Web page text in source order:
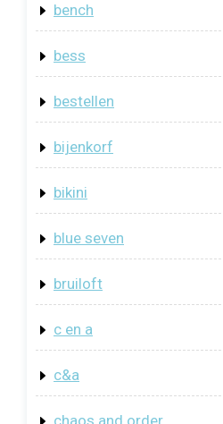
bench
bess
bestellen
bijenkorf
bikini
blue seven
bruiloft
c en a
c&a